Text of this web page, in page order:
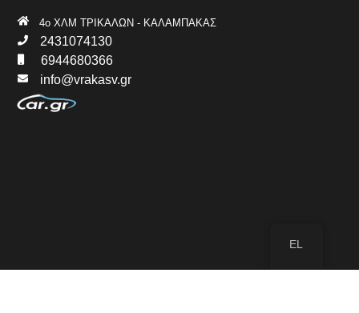
4ο ΧΛΜ ΤΡΙΚΑΛΩΝ - ΚΑΛΑΜΠΑΚΑΣ
2431074130
6944680366
info@vrakasv.gr
EL